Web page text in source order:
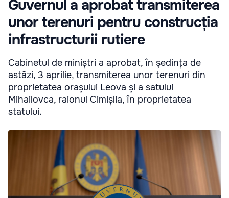
Guvernul a aprobat transmiterea
unor terenuri pentru construcția
infrastructurii rutiere
Cabinetul de miniștri a aprobat, în ședința de
astăzi, 3 aprilie, transmiterea unor terenuri din
proprietatea orașului Leova și a satului
Mihailovca, raionul Cimișlia, în proprietatea
statului.